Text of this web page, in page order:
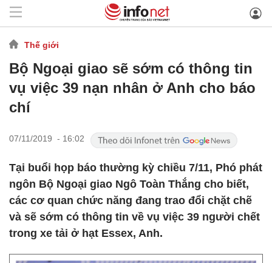
Thế giới
Bộ Ngoại giao sẽ sớm có thông tin
vụ việc 39 nạn nhân ở Anh cho báo
chí
07/11/2019 - 16:02
Tại buổi họp báo thường kỳ chiều 7/11, Phó phát
ngôn Bộ Ngoại giao Ngô Toàn Thắng cho biết,
các cơ quan chức năng đang trao đổi chặt chẽ
và sẽ sớm có thông tin về vụ việc 39 người chết
trong xe tải ở hạt Essex, Anh.